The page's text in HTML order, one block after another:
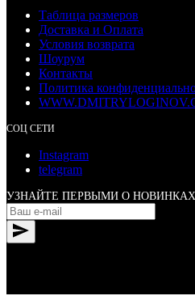
Таблица размеров
Доставка и Оплата
Условия возврата
Шоурум
Контакты
Политика
СОЦ СЕТИ
Instagram
telegram
УЗНАЙТЕ ПЕРВЫМИ О